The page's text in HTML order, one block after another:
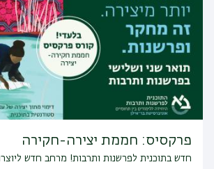
פרקסיס: חממת יצירה-חקירה
חדש בתוכנית לפרשנות ותרבות! מרחב חדש